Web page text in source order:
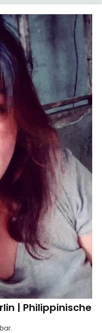
| Philippinische